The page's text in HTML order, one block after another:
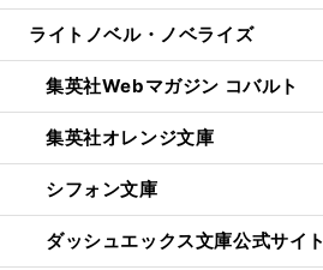
ライトノベル・ノベライズ
集英社Webマガジン コバルト
集英社オレンジ文庫
シフォン文庫
ダッシュエックス文庫公式サイト